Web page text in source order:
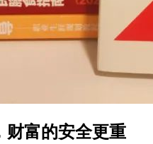
财富的安全更重